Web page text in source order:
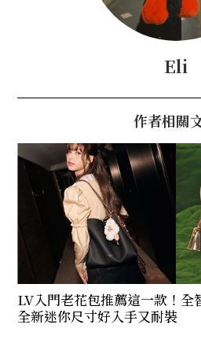
Eli
作者相關
LV入門老花包推薦這一款！全
全新迷你尺寸好入手又耐裝